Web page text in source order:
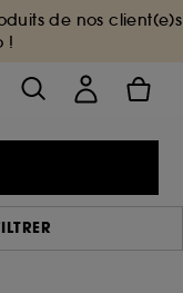
de nos client(e)s
!